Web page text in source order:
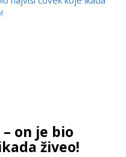
on je bio
živeo!